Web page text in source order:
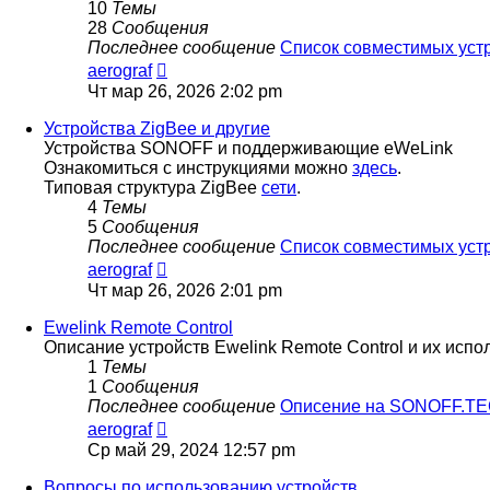
10 Темы
28 Сообщения
Последнее сообщение Список совместимых
aerograf
последнему
сообщению
Чт мар 26, 2026 2:02 pm
Устройства ZigBee и другие
Устройства SONOFF и поддерживающие eWeLink
Ознакомиться с инструкциями можно здесь.
Типовая структура ZigBee сети.
4 Темы
5 Сообщения
Последнее сообщение Список совместимых
aerograf
последнему
сообщению
Чт мар 26, 2026 2:01 pm
Ewelink Remote Control
Описание устройств Ewelink Remote Control и их
1 Темы
1 Сообщения
Последнее сообщение Описение на
aerograf
к
сообщению
Ср май 29, 2024 12:57 pm